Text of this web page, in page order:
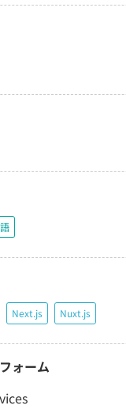
Next.js Nuxt.js
ォーム